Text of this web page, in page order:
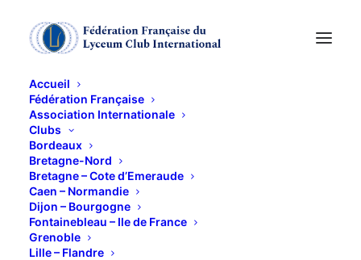
Accueil
Fédération Française
Association Internationale
Clubs
Bordeaux
Bretagne-Nord
Bretagne – Cote d’Emeraude
Caen – Normandie
Dijon – Bourgogne
Fontainebleau – Ile de France
Grenoble
Lille – Flandre
13 NOVEMBRE 2012